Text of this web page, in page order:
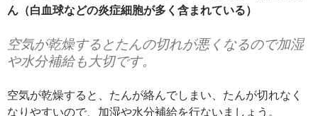
ん（白血球などの炎症細胞が多く含まれている）
空気が乾燥するとたんの切れが悪くなるので加湿
や水分補給も大切です。
空気が乾燥すると、たんが絡んでしまい、たんが切れなく
なりやすいので、加湿や水分補給を行ないましょう。